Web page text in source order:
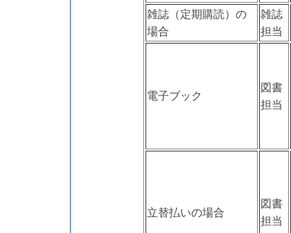
雑誌（定期購読）の
場合
雑誌
担当
電子ブック
図書
担当
立替払いの場合
図書
担当